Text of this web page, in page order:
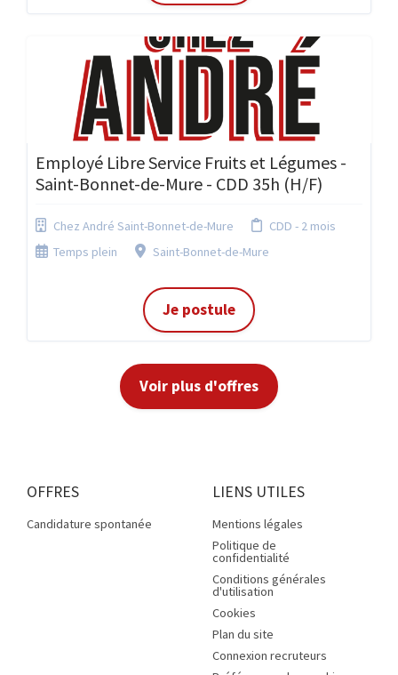
Employé Libre Service Fruits et Légumes -
Saint-Bonnet-de-Mure - CDD 35h (H/F)
Chez André Saint-Bonnet-de-Mure
CDD - 2 mois
Temps plein
Saint-Bonnet-de-Mure
Je postule
Voir plus d'offres
OFFRES
Candidature spontanée
LIENS UTILES
Mentions légales
Politique de
confidentialité
Conditions générales
d'utilisation
Cookies
Plan du site
Connexion recruteurs